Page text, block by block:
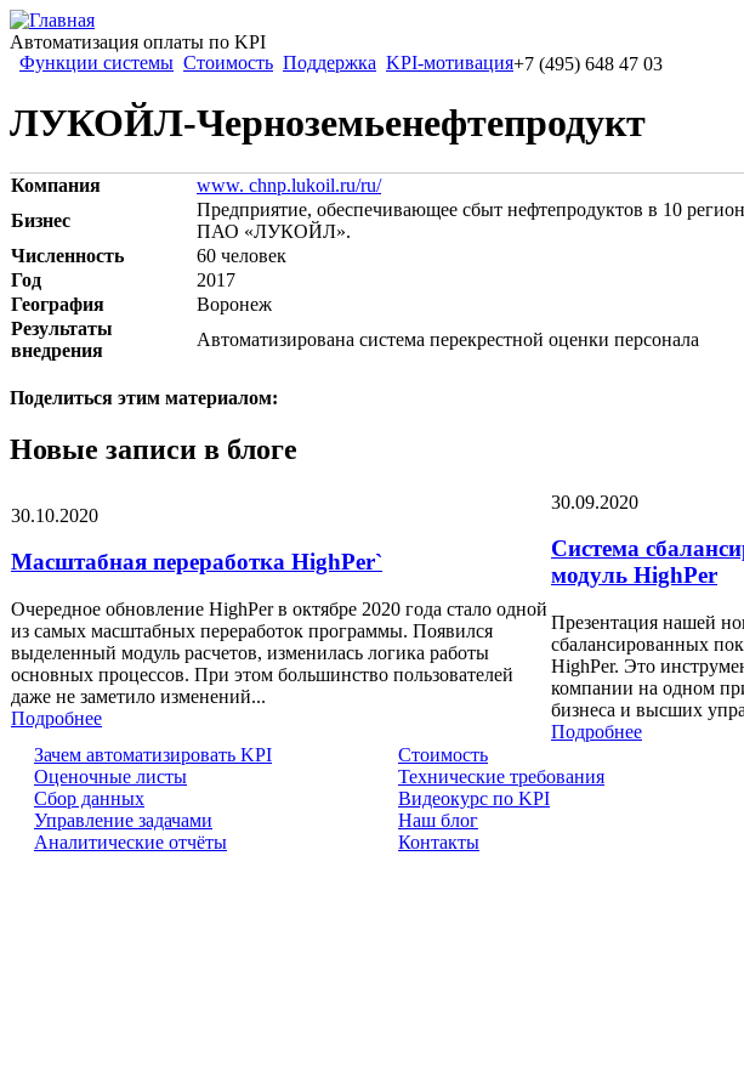
Автоматизация оплаты по KPI
Функции системы Стоимость Поддержка KPI-мотивация+7 (495) 648 47 03
ЛУКОЙЛ-Черноземьенефтепродукт
Компания
www. chnp.lukoil.ru/ru/
Бизнес
Предприятие, обеспечивающее сбыт нефтепродуктов в 10
ПАО «ЛУКОЙЛ».
Численность
60 человек
Год
2017
География
Воронеж
Результаты
внедрения
Автоматизирована система перекрестной оценки персонала
Поделиться этим материалом:
Новые записи в блоге
30.10.2020
Масштабная переработка HighPer`
Очередное обновление HighPer в октябре 2020 года стало одной
из самых масштабных переработок программы. Появился
выделенный модуль расчетов, изменилась логика работы
основных процессов. При этом большинство пользователей
даже не заметило изменений...
Подробнее
30.09.2020
Система
модуль HighPer
Презентация нашей
сбалансированных
HighPer. Это
компании на одном
бизнеса и высших
Подробнее
Зачем автоматизировать KPI
Оценочные листы
Сбор данных
Управление задачами
Аналитические отчёты
Cтоимость
Технические требования
Видеокурс по KPI
Наш блог
Контакты